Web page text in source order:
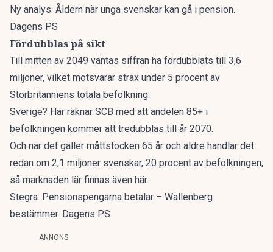
Ny analys: Åldern när unga svenskar kan gå i pension.
Dagens PS
Fördubblas på sikt
Till mitten av 2049 väntas siffran ha fördubblats till 3,6
miljoner, vilket motsvarar strax under 5 procent av
Storbritanniens totala befolkning.
Sverige? Här räknar SCB med att andelen 85+ i
befolkningen kommer att tredubblas till år 2070.
Och när det gäller måttstocken 65 år och äldre handlar det
redan om 2,1 miljoner svenskar, 20 procent av befolkningen,
så marknaden lär finnas även här.
Stegra: Pensionspengarna betalar – Wallenberg
bestämmer. Dagens PS
ANNONS